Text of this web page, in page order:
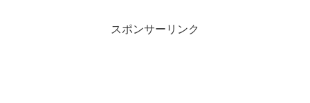
スポンサーリンク